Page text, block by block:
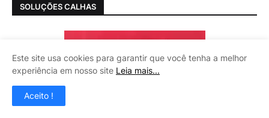
SOLUÇÕES CALHAS
Este site usa cookies para garantir que você tenha a melhor
experiência em nosso site Leia mais...
Aceito !